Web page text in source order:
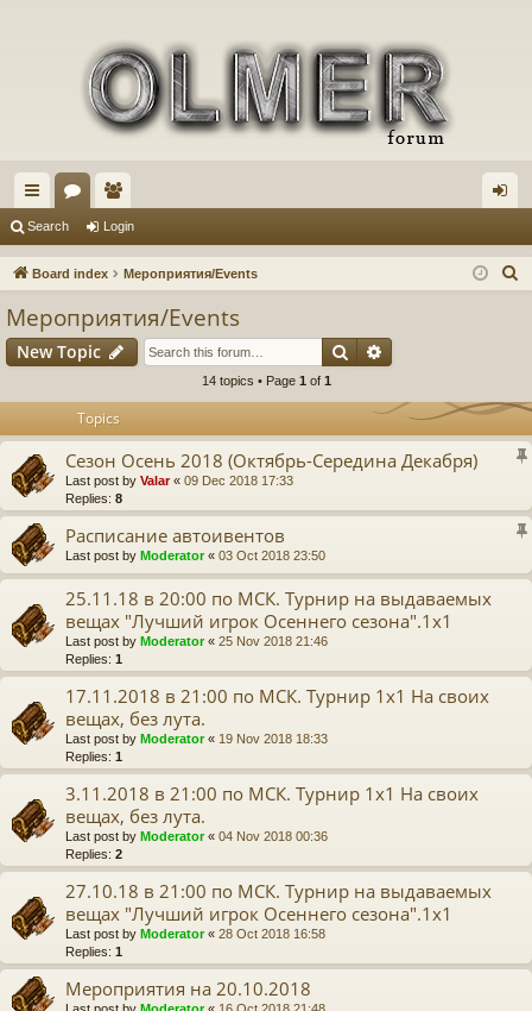
ui
ck
or
u
e
m in
Search Login
Board index Мероприятия/Events
h
Мероприятия/Events
New Topic Search
14 topics • Page 1 of 1
Topics
Сезон Осень 2018 (Октябрь-Середина Декабря)
Last post by Valar« 09 Dec 2018 17:33
Replies: 8
Расписание автоивентов
Last post by Moderator« 03 Oct 2018 23:50
25.11.18 в 20:00 по МСК. Турнир на выдаваемых
вещах "Лучший игрок Осеннего сезона".1x1
Last post by Moderator« 25 Nov 2018 21:46
Replies: 1
17.11.2018 в 21:00 по МСК. Турнир 1х1 На своих
вещах, без лута.
Last post by Moderator« 19 Nov 2018 18:33
Replies: 1
3.11.2018 в 21:00 по МСК. Турнир 1х1 На своих
вещах, без лута.
Last post by Moderator« 04 Nov 2018 00:36
Replies: 2
27.10.18 в 21:00 по МСК. Турнир на выдаваемых
вещах "Лучший игрок Осеннего сезона".1x1
Last post by Moderator« 28 Oct 2018 16:58
Replies: 1
Мероприятия на 20.10.2018
Last post by Moderator« 16 Oct 2018 21:48